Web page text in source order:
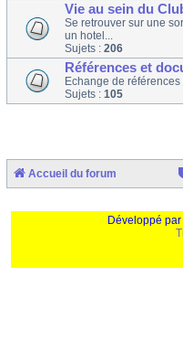
Vie au sein du
Se retrouver sur une
un hotel...
Sujets : 206
Références et
Echange de
Sujets : 105
Accueil du forum
Développé par